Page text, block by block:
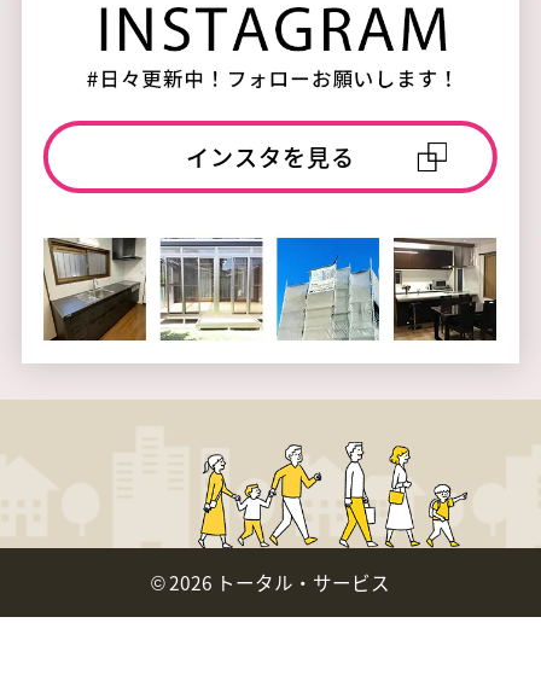
インスタを見る
©2026 トータル・サービス